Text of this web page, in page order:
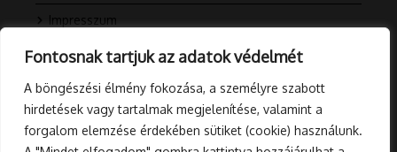
Fontosnak tartjuk az adatok védelmét
A böngészési élmény fokozása, a személyre szabott
hirdetések vagy tartalmak megjelenítése, valamint a
forgalom elemzése érdekében sütiket (cookie) használunk.
Impresszum
Kapcsolat
Rólunk
Blog